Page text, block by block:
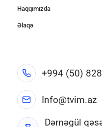
Haqqımızda
Əlaqə
+994 (50)
Info@tvim.az
Dərnəgül